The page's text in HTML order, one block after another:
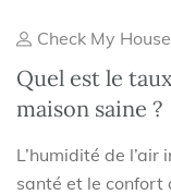
Check My House
Quel est le
maison saine ?
L’humidité de
santé et le confort